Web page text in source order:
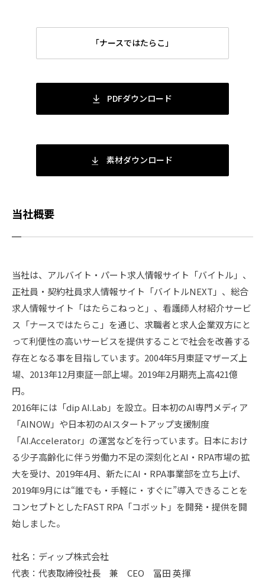
「ナースではたらこ」
PDFダウンロード
素材ダウンロード
当社概要
当社は、アルバイト・パート求人情報サイト「バイトル」、
正社員・契約社員求人情報サイト「バイトルNEXT」、総合
求人情報サイト「はたらこねっと」、看護師人材紹介サービ
ス「ナースではたらこ」を通じ、求職者と求人企業双方にと
って利便性の高いサービスを提供することで社会を改善する
存在となる事を目指しています。2004年5月東証マザーズ上
場、2013年12月東証一部上場。2019年2月期売上高421億
円。
2016年には「dip AI.Lab」を設立。日本初のAI専門メディア
「AINOW」や日本初のAIスタートアップ支援制度
「AI.Accelerator」の運営などを行っています。日本におけ
る少子高齢化に伴う労働力不足の深刻化とAI・RPA市場の拡
大を受け、2019年4月、新たにAI・RPA事業部を立ち上げ、
2019年9月には“誰でも・手軽に・すぐに”導入できることを
コンセプトとしたFAST RPA「コボット」を開発・提供を開
始しました。
社名：ディップ株式会社
代表：代表取締役社長 兼 CEO 冨田 英揮